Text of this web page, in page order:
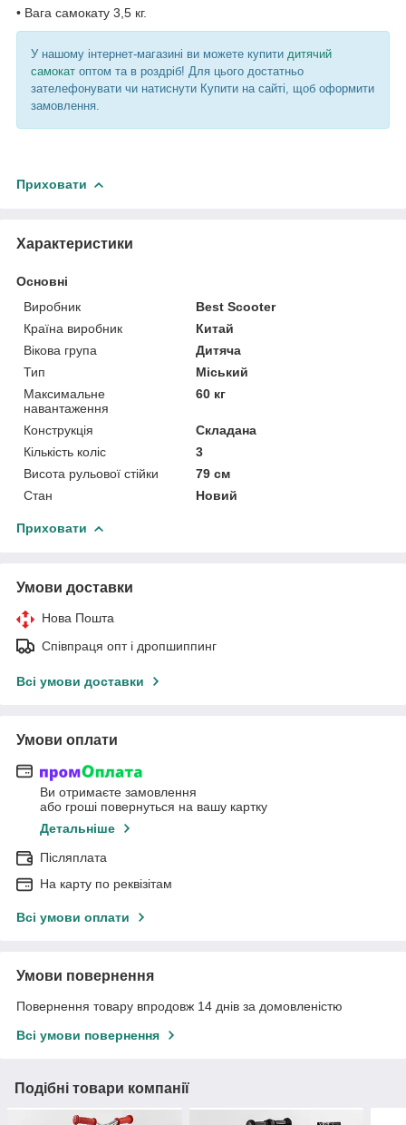
• Вага самокату 3,5 кг.
У нашому інтернет-магазині ви можете купити дитячий
самокат оптом та в роздріб! Для цього достатньо
зателефонувати чи натиснути Купити на сайті, щоб оформити
замовлення.
Приховати
Характеристики
Основні
Виробник
Best Scooter
Країна виробник
Китай
Вікова група
Дитяча
Тип
Міський
Максимальне
навантаження
60 кг
Конструкція
Складана
Кількість коліс
3
Висота рульової стійки
79 см
Стан
Новий
Приховати
Умови доставки
Нова Пошта
Співпраця опт і дропшиппинг
Всі умови доставки
Умови оплати
Ви отримаєте замовлення
або гроші повернуться на вашу картку
Детальніше
Післяплата
На карту по реквізітам
Всі умови оплати
Умови повернення
Повернення товару впродовж 14 днів за домовленістю
Всі умови повернення
Подібні товари компанії